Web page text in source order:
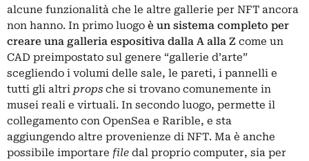
alcune funzionalità che le altre gallerie per NFT ancora
non hanno. In primo luogo è un sistema completo per
creare una galleria espositiva dalla A alla Z come un
CAD preimpostato sul genere “gallerie d’arte”
scegliendo i volumi delle sale, le pareti, i pannelli e
tutti gli altri props che si trovano comunemente in
musei reali e virtuali. In secondo luogo, permette il
collegamento con OpenSea e Rarible, e sta
aggiungendo altre provenienze di NFT. Ma è anche
possibile importare file dal proprio computer, sia per